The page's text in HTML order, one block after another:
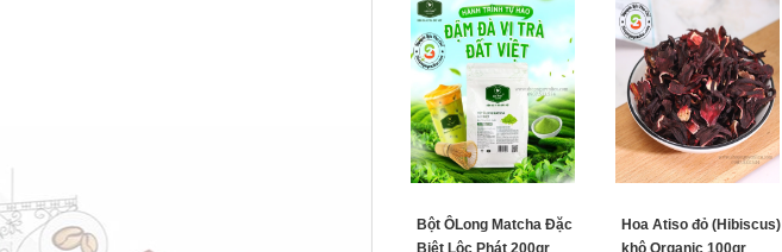
Bột ÔLong Matcha Đặc
Biệt Lộc Phát 200gr
Hoa Atiso đỏ (Hibiscus)
khô Organic 100gr